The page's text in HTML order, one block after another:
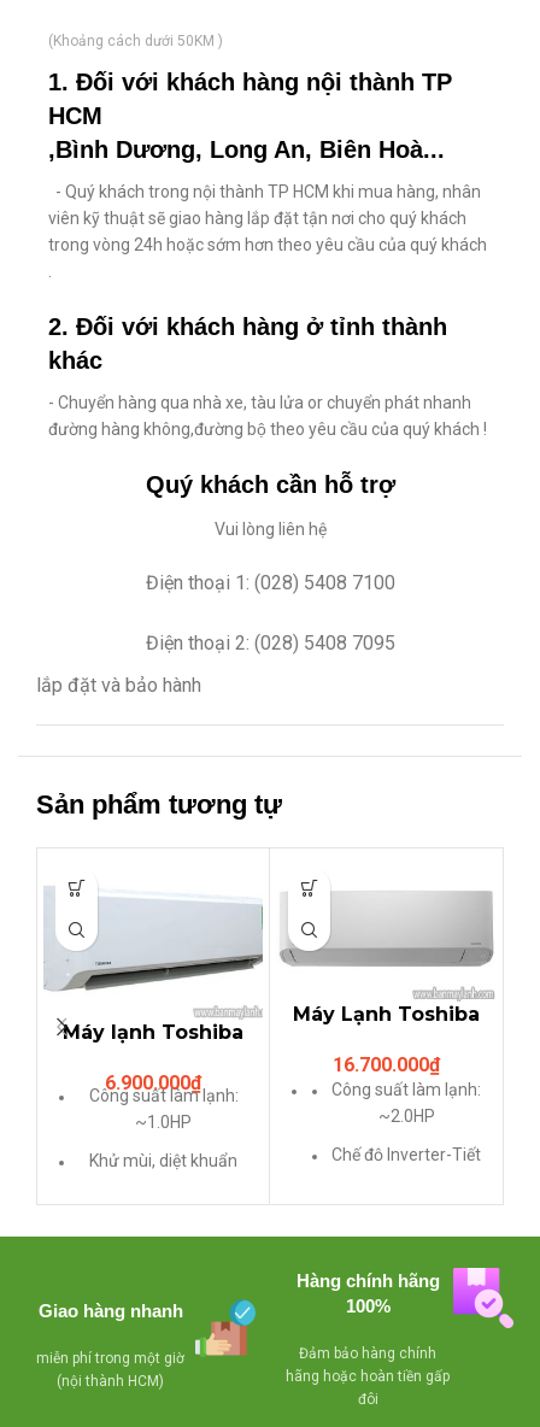
(Khoảng cách dưới 50KM )
1. Đối với khách hàng nội thành TP
HCM
,Bình Dương, Long An, Biên Hoà...
- Quý khách trong nội thành TP HCM khi mua hàng, nhân
viên kỹ thuật sẽ giao hàng lắp đặt tận nơi cho quý khách
trong vòng 24h hoặc sớm hơn theo yêu cầu của quý khách
.
2. Đối với khách hàng ở tỉnh thành
khác
- Chuyển hàng qua nhà xe, tàu lửa or chuyển phát nhanh
đường hàng không,đường bộ theo yêu cầu của quý khách !
Quý khách cần hỗ trợ
Vui lòng liên hệ
Điện thoại 1: (028) 5408 7100
Điện thoại 2: (028) 5408 7095
lắp đặt và bảo hành
Sản phẩm tương tự
Máy lạnh Toshiba
1HP Loại thường
6.900.000₫
Công suất làm lạnh:
~1.0HP
Khử mùi, diệt khuẩn
Xuất xứ: Thái Lan
Máy Lạnh Toshiba
INVERTER GAS
R410A)
16.700.000₫
Công suất làm lạnh:
~2.0HP
Chế độ Inverter-Tiết
Làm lạnh cực nhanh
Giao hàng nhanh
miễn phí trong một giờ
(nội thành HCM)
Hàng chính hãng
100%
Đảm bảo hàng chính
hãng hoặc hoàn tiền gấp
đôi